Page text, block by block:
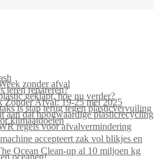
zonder afval
leren repareren?
geklapt, hoe nu verder?
Zonder Afval: 19-25 mei 2025
is stap terug tegen plasticvervuiling
aan dat hoogwaardige plasticrecycling
klimaatdoelen
regels voor afvalvermindering
accepteert zak vol blikjes en
Ocean Clean-up al 10 miljoen kg